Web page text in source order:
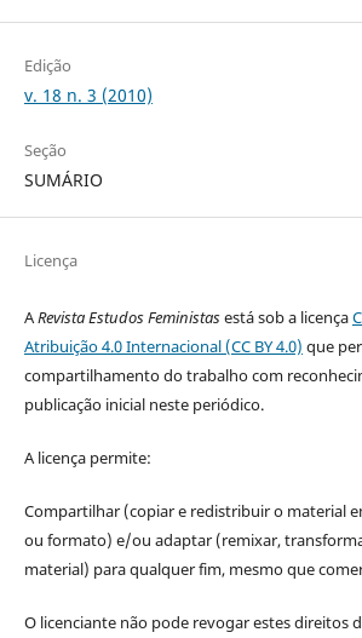
Edição
v. 18 n. 3 (2010)
Seção
SUMÁRIO
Licença
ARevista Estudos Feministasestá sob a licença
Atribuição 4.0 Internacional (CC BY 4.0) que
compartilhamento do trabalho com
publicação inicial neste periódico.
A licença permite:
Compartilhar (copiar e redistribuir o material
ou formato) e/ou adaptar (remixar,
material) para qualquer fim, mesmo que
O licenciante não pode revogar estes direitos